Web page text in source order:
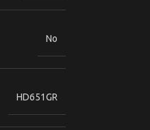
No
HD651GR